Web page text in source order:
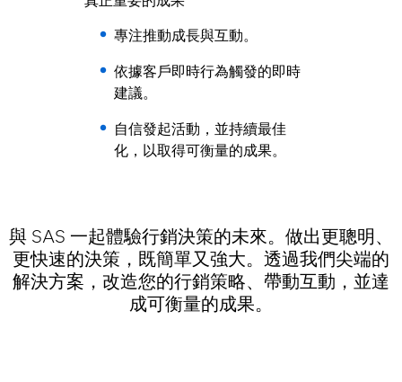
專注推動成長與互動。
依據客戶即時行為觸發的即時
建議。
自信發起活動，並持續最佳
化，以取得可衡量的成果。
與 SAS 一起體驗行銷決策的未來。做出更聰明、
更快速的決策，既簡單又強大。透過我們尖端的
解決方案，改造您的行銷策略、帶動互動，並達
成可衡量的成果。